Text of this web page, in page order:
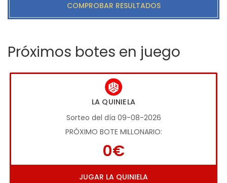
COMPROBAR RESULTADOS
Próximos botes en juego
LA QUINIELA
Sorteo del día 09-08-2026
PRÓXIMO BOTE MILLONARIO:
0€
JUGAR LA QUINIELA